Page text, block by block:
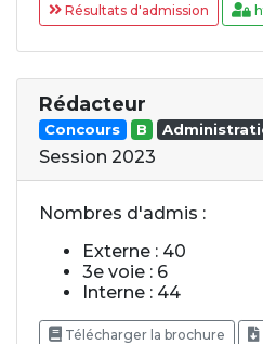
Résultats d'admission
Rédacteur
Concours B
Session 2023
Nombres d'admis :
Externe : 40
3e voie : 6
Interne : 44
Télécharger la brochure